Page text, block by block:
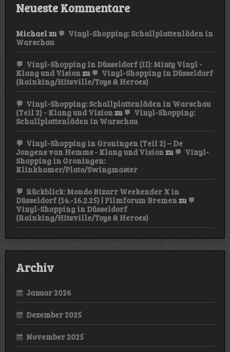
Neueste Kommentare
Michaelzu
Vinyl-Shopping: Schallplattenläden in
Warschau
Vinyl-Shopping in Düsseldorf (II): Minty Vinyl -
Klang und Visionzu
Vinyl-Shopping in Düsseldorf
(Rainking/Hitsville/Toys & Heroes)
Vinyl-Shopping: Schallplattenläden in Warschau
(Teil 2) - Klang und Visionzu
Vinyl-Shopping:
Schallplattenläden in Warschau
Vinyl-Shopping in Groningen (Teil 2) – De
Jongens van Hemms - Klang und Visionzu
Vinyl-
Shopping in Groningen:
Klinkhamer/Plato/Swingmaster
Rückblick: Mondo Bizarr Weekender X in
Düsseldorf (14.-16.2.25) | Filmforum Bremenzu
Vinyl-Shopping in Düsseldorf
(Rainking/Hitsville/Toys & Heroes)
Archiv
Januar 2026
Dezember 2025
November 2025